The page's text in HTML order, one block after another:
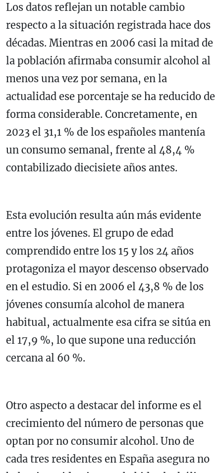
Los datos reflejan un notable cambio
respecto a la situación registrada hace dos
décadas. Mientras en 2006 casi la mitad de
la población afirmaba consumir alcohol al
menos una vez por semana, en la
actualidad ese porcentaje se ha reducido de
forma considerable. Concretamente, en
2023 el 31,1 % de los españoles mantenía
un consumo semanal, frente al 48,4 %
contabilizado diecisiete años antes.
Esta evolución resulta aún más evidente
entre los jóvenes. El grupo de edad
comprendido entre los 15 y los 24 años
protagoniza el mayor descenso observado
en el estudio. Si en 2006 el 43,8 % de los
jóvenes consumía alcohol de manera
habitual, actualmente esa cifra se sitúa en
el 17,9 %, lo que supone una reducción
cercana al 60 %.
Otro aspecto a destacar del informe es el
crecimiento del número de personas que
optan por no consumir alcohol. Uno de
cada tres residentes en España asegura no